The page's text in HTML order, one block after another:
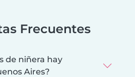
Frecuentes
de niñera hay
Aires?